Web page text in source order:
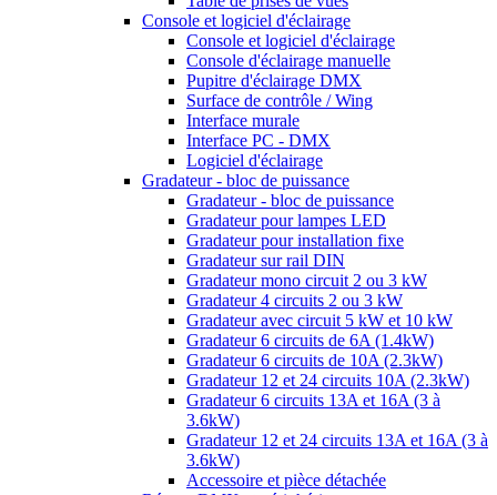
Console et logiciel d'éclairage
Console et logiciel d'éclairage
Console d'éclairage manuelle
Pupitre d'éclairage DMX
Surface de contrôle / Wing
Interface murale
Interface PC - DMX
Logiciel d'éclairage
Gradateur - bloc de puissance
Gradateur - bloc de puissance
Gradateur pour lampes LED
Gradateur pour installation fixe
Gradateur sur rail DIN
Gradateur mono circuit 2 ou 3 kW
Gradateur 4 circuits 2 ou 3 kW
Gradateur avec circuit 5 kW et 10 kW
Gradateur 6 circuits de 6A (1.4kW)
Gradateur 6 circuits de 10A (2.3kW)
Gradateur 12 et 24 circuits 10A (2.3kW)
Gradateur 6 circuits 13A et 16A (3 à
3.6kW)
Gradateur 12 et 24 circuits 13A et 16A (3 à
3.6kW)
Accessoire et pièce détachée